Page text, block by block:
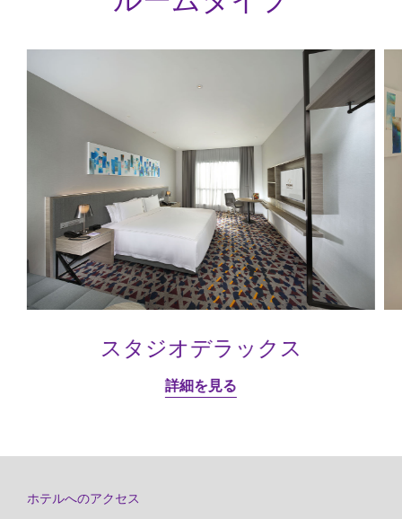
スタジオデラックス
詳細を見る
ホテルへのアクセス